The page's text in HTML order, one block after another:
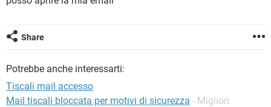
Share
Potrebbe anche interessarti:
Tiscali mail accesso
Mail tiscali bloccata per motivi di sicurezza - Migliori